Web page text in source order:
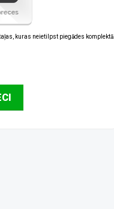
kuras neietilpst piegādes komplektā.